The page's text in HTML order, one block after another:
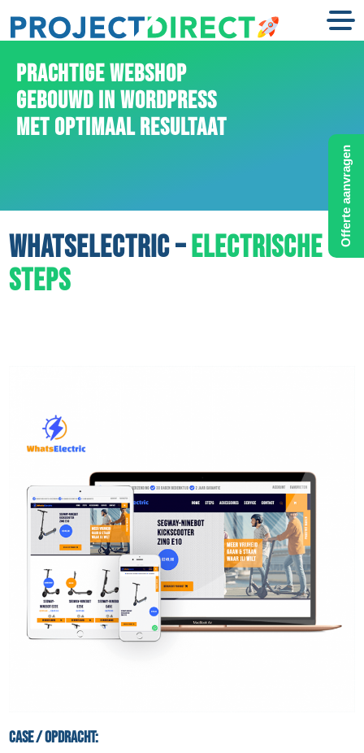
PRACHTIGE WEBSHOP
GEBOUWD IN WORDPRESS
MET OPTIMAAL RESULTAAT
WHATSELECTRIC –ELECTRISCHE
STEPS
Case / Opdracht:
Offerte aanvragen